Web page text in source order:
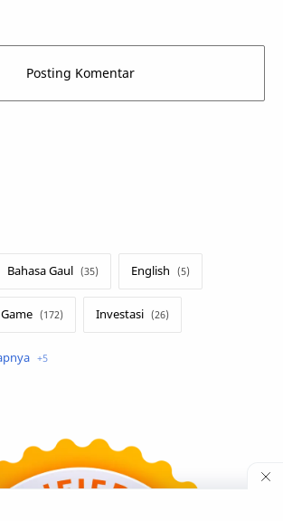
Bahasa Gaul English
Game Investasi